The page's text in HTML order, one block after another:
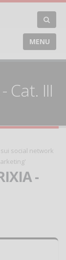
MENU
Cat. III
social network
-